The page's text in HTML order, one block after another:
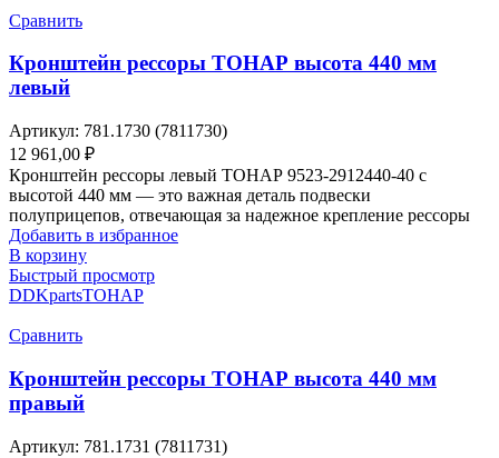
Сравнить
Кронштейн рессоры ТОНАР высота 440 мм
левый
Артикул: 781.1730 (7811730)
12 961,00 ₽
Кронштейн рессоры левый ТОНАР 9523-2912440-40 с
высотой 440 мм — это важная деталь подвески
полуприцепов, отвечающая за надежное крепление рессоры
Добавить в избранное
В корзину
Быстрый просмотр
DDKpartsТОНАР
Сравнить
Кронштейн рессоры ТОНАР высота 440 мм
правый
Артикул: 781.1731 (7811731)